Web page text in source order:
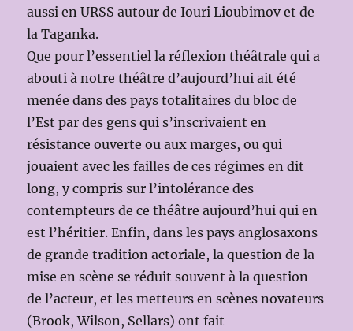
aussi en URSS autour de Iouri Lioubimov et de
la Taganka.
Que pour l’essentiel la réflexion théâtrale qui a
abouti à notre théâtre d’aujourd’hui ait été
menée dans des pays totalitaires du bloc de
l’Est par des gens qui s’inscrivaient en
résistance ouverte ou aux marges, ou qui
jouaient avec les failles de ces régimes en dit
long, y compris sur l’intolérance des
contempteurs de ce théâtre aujourd’hui qui en
est l’héritier. Enfin, dans les pays anglosaxons
de grande tradition actoriale, la question de la
mise en scène se réduit souvent à la question
de l’acteur, et les metteurs en scènes novateurs
(Brook, Wilson, Sellars) ont fait